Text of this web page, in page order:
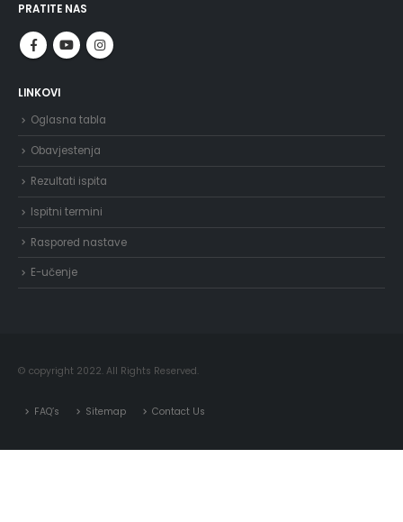
PRATITE NAS
LINKOVI
Oglasna tabla
Obavjestenja
Rezultati ispita
Ispitni termini
Raspored nastave
E-učenje
© copyright 2022. All Rights Reserved.
FAQ’s Sitemap Contact Us